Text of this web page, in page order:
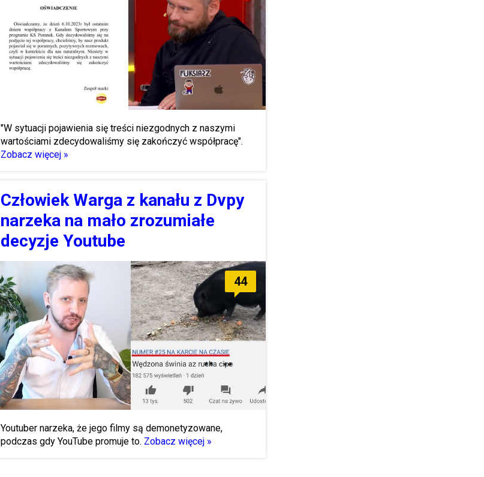
"W sytuacji pojawienia się treści niezgodnych z naszymi
wartościami zdecydowaliśmy się zakończyć współpracę".
Zobacz więcej »
Człowiek Warga z kanału z Dvpy
narzeka na mało zrozumiałe
decyzje Youtube
44
Youtuber narzeka, że jego filmy są demonetyzowane,
podczas gdy YouTube promuje to. Zobacz więcej »